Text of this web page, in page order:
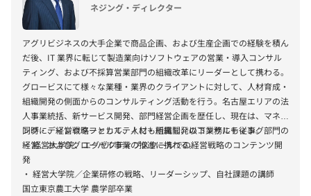
ネジング・ディレクター
アグリビジネスの大手企業で商品企画、および生産企画での経験を積ん
だ後、IT 業界に転じて製造業向けソフトウェアの営業・導入コンサル
ティング、および不採算営業部門の組織改革にリーダーとして携わる。
グロービスにて様々な業種・業界のクライアントに対して、人材育成・
組織開発の側面からのコンサルティング活動を行う。名古屋エリアの法
人事業統括、新サービス開発、部門経営企画を歴任し、現在は、マネジ
ング・ディレクターとして、人材・組織開発のコンサルティング部門の
経営、およびグローバル事業の推進に携わる。
同時に、経営戦略ファカルティにも所属し、以下業務にも従事。
・ 経営大学院、エグゼクティブスクールでの経営戦略のコンテンツ開
発
・ 経営大学院／企業研修の戦略、リーダーシップ、自社課題の講師
国立東京農工大学 農学部卒業